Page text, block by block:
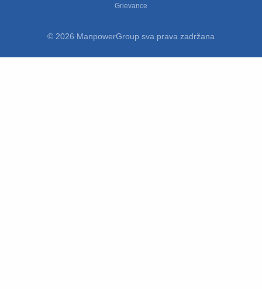
Grievance
© 2026 ManpowerGroup sva prava zadržana